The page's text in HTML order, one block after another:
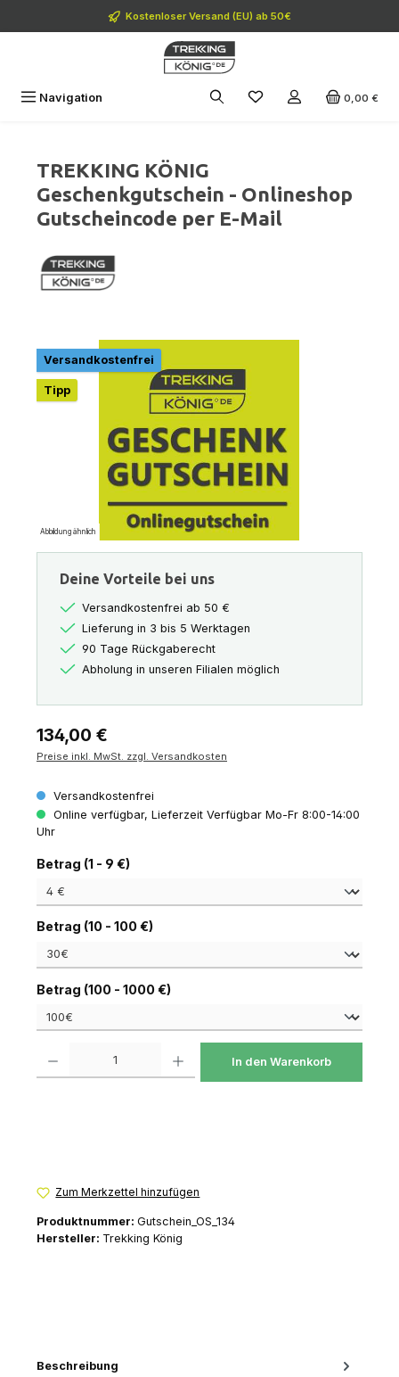
Zum Hauptinhalt springenKostenloser Versand (EU) ab 50€
Navigation 0,00 €
TREKKING KÖNIG
Geschenkgutschein - Onlineshop
Gutscheincode per E-Mail
Bildergalerie überspringen
Versandkostenfrei
Tipp
Abbildung ähnlich
Deine Vorteile bei uns
Versandkostenfrei ab 50 €
Lieferung in 3 bis 5 Werktagen
90 Tage Rückgaberecht
Abholung in unseren Filialen möglich
Regulärer Preis:
134,00 €
Preise inkl. MwSt. zzgl. Versandkosten
Versandkostenfrei
Online verfügbar, Lieferzeit Verfügbar Mo-Fr 8:00-14:00
Uhr
Betrag (1 - 9 €)auswählen
Betrag (10 - 100 €)auswählen
Betrag (100 - 1000 €)auswählen
In den Warenkorb
Zum Merkzettel hinzufügen
Produktnummer: Gutschein_OS_134
Hersteller: Trekking König
Beschreibung